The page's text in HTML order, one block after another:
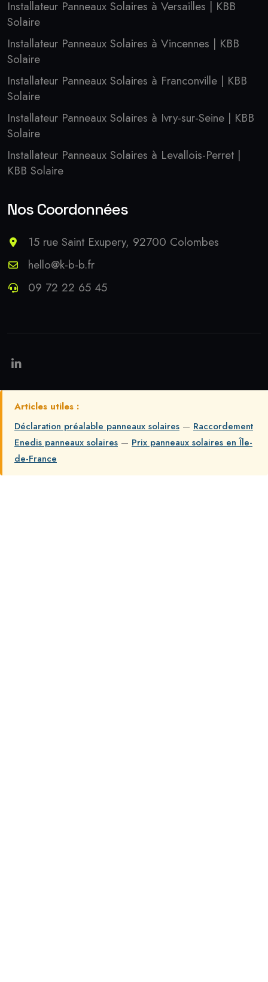
Installateur Panneaux Solaires à Versailles | KBB
Solaire
Installateur Panneaux Solaires à Vincennes | KBB
Solaire
Installateur Panneaux Solaires à Franconville | KBB
Solaire
Installateur Panneaux Solaires à Ivry-sur-Seine | KBB
Solaire
Installateur Panneaux Solaires à Levallois-Perret |
KBB Solaire
Nos Coordonnées
15 rue Saint Exupery, 92700 Colombes
hello@k-b-b.fr
09 72 22 65 45
Articles utiles :
Déclaration préalable panneaux solaires — Raccordement
Enedis panneaux solaires — Prix panneaux solaires en Île-
de-France